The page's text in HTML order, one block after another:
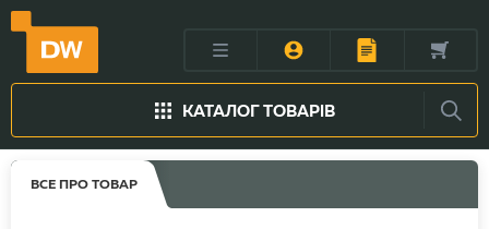
КАТАЛОГ ТОВАРІВ
ВСЕ ПРО ТОВАР